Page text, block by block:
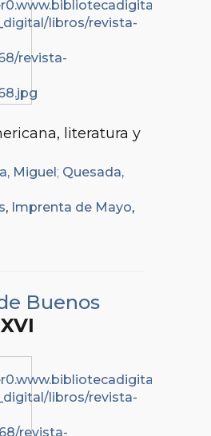
literatura y
Miguel ; Quesada,
, Imprenta de Mayo,
Buenos